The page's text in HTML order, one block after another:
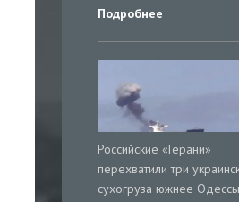
Подробнее
Российские «Герани»
перехватили три
сухогруза южнее Одессы